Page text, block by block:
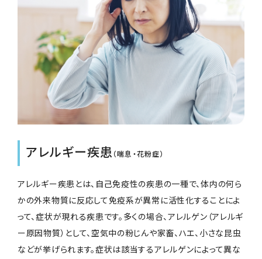
アレルギー疾患 （喘息・花粉症）
アレルギー疾患とは、自己免疫性の疾患の一種で、体内の何ら
かの外来物質に反応して免疫系が異常に活性化することによ
って、症状が現れる疾患です。多くの場合、アレルゲン（アレルギ
ー原因物質）として、空気中の粉じんや家畜、ハエ、小さな昆虫
などが挙げられます。症状は該当するアレルゲンによって異な